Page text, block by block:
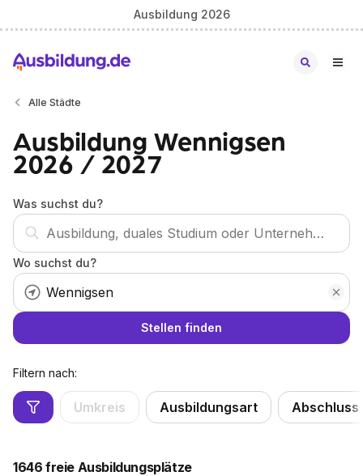
Ausbildung 2026
Alle Städte
Ausbildung Wennigsen
2026 / 2027
Was suchst du?
Wo suchst du?
Stellen finden
Filtern nach:
Umkreis Ausbildungsart Abschluss
1646 freie Ausbildungsplätze